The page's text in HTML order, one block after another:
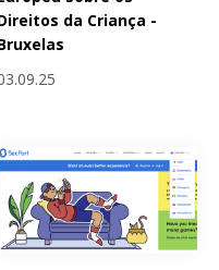
da Criança -